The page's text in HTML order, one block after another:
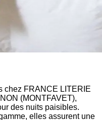
chez FRANCE LITERIE
(MONTFAVET),
des nuits paisibles.
elles assurent une